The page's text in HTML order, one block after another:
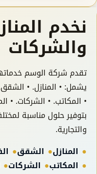
نخدم
والشركات
تقدم شركة الوسم
يشمل: • المنازل. •
• المكاتب. • الشركات. •
بتوفير حلول مناسبة
والتجارية.
المنازل
الشقق
المكاتب
الشركات